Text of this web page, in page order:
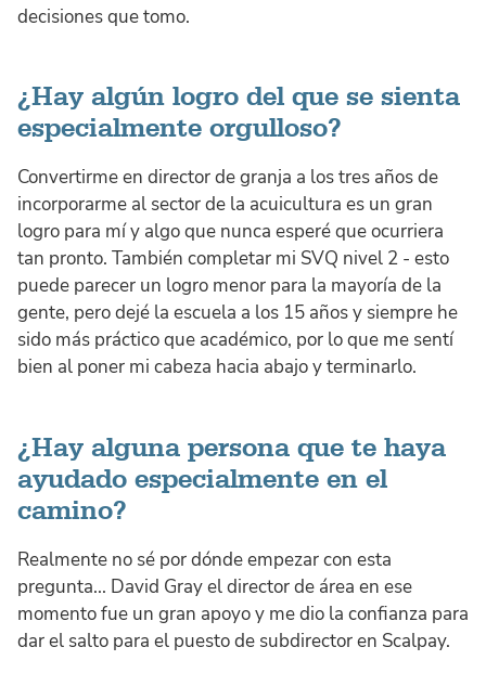
decisiones que tomo.
¿Hay algún logro del que se sienta
especialmente orgulloso?
Convertirme en director de granja a los tres años de
incorporarme al sector de la acuicultura es un gran
logro para mí y algo que nunca esperé que ocurriera
tan pronto. También completar mi SVQ nivel 2 - esto
puede parecer un logro menor para la mayoría de la
gente, pero dejé la escuela a los 15 años y siempre he
sido más práctico que académico, por lo que me sentí
bien al poner mi cabeza hacia abajo y terminarlo.
¿Hay alguna persona que te haya
ayudado especialmente en el
camino?
Realmente no sé por dónde empezar con esta
pregunta... David Gray el director de área en ese
momento fue un gran apoyo y me dio la confianza para
dar el salto para el puesto de subdirector en Scalpay.